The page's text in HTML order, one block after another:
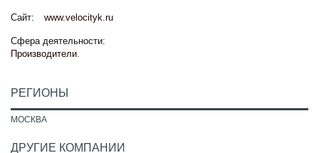
Сайт: www.velocityk.ru
Сфера деятельности:
Производители.
РЕГИОНЫ
МОСКВА
ДРУГИЕ КОМПАНИИ